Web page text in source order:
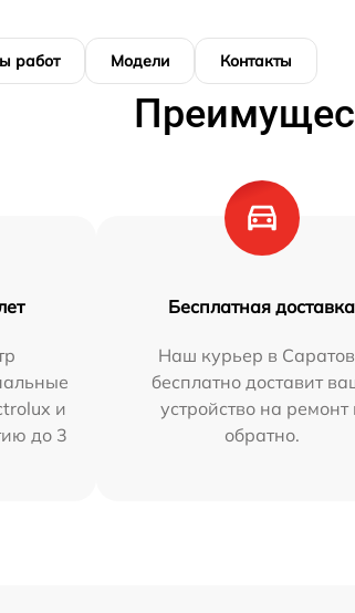
работ Модели Контакты
и
до 3
Бесплатная доставка
Наш курьер в
бесплатно доставит
устройство на ремонт
обратно.